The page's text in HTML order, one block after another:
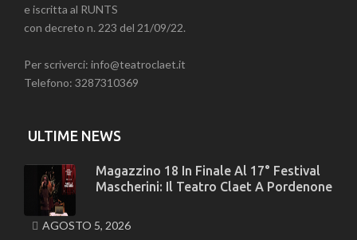
e iscritta al RUNTS
con decreto n. 223 del 21/09/22.
Per scriverci: info@teatroclaet.it
Telefono: 3287310369
ULTIME NEWS
Magazzino 18 In Finale Al 17° Festival
Mascherini: Il Teatro Claet A Pordenone
AGOSTO 5, 2026